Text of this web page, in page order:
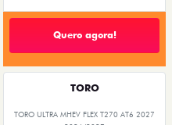
Quero agora!
TORO
TORO ULTRA MHEV FLEX T270 AT6 2027